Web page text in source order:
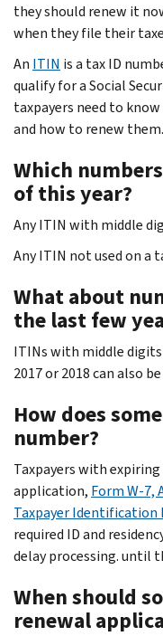
they should renew it
when they file their
An ITIN is a tax ID
qualify for a Social
taxpayers need to
and how to renew them.
Which
of this year?
Any ITIN with middle
Any ITIN not used on a
What about
the last few
ITINs with middle
2017 or 2018 can also
How does
number?
Taxpayers with
application, Form W-7,
Taxpayer Identification
required ID and
delay processing. until
When should
renewal